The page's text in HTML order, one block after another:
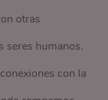
otras
seres humanos.
con la